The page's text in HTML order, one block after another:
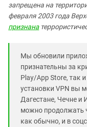
запрещена на
февраля 2003 года
признана
Мы обновили
признательны за
Play/App Store, так
установки VPN вы
Дагестане, Чечне и
можно продолжать
как обычно, и в